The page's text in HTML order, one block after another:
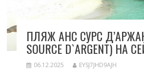
ПЛЯЖ АНС СУРС
SOURCE D`ARGENT) НА
06.12.2025 EYSJ7JHD9AJH